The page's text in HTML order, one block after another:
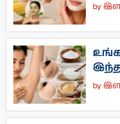
by
உங்க
by